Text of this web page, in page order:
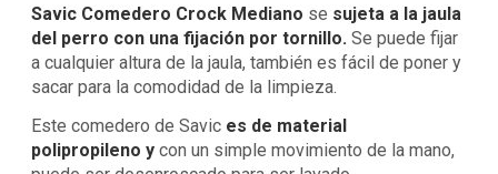
Savic Comedero Crock Mediano se sujeta a la jaula
del perro con una fijación por tornillo.Se puede fijar
a cualquier altura de la jaula, también es fácil de poner y
sacar para la comodidad de la limpieza.
Este comedero de Savic es de material
polipropileno ycon un simple movimiento de la mano,